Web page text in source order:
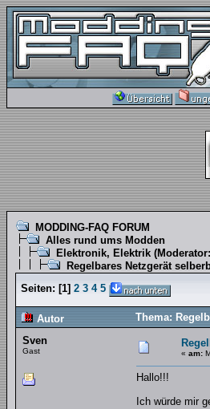
MODDING-FAQ FORUM
Alles rund ums Modden
Elektronik, Elektrik (Moderator:
Regelbares Netzgerät
Seiten: [1] 2 3 4 5
Autor
Thema:
Sven
Gast « am:
Hallo!!!
Ich würde mir